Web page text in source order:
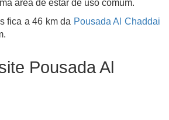
área de estar de uso comum.
fica a 46 km da Pousada Al Chaddai
Pousada Al